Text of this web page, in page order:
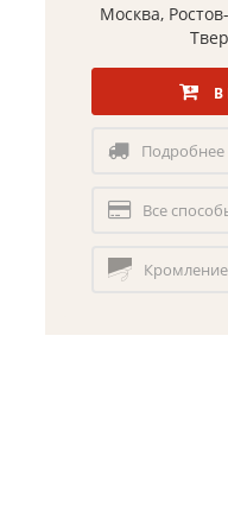
Москва,
В
Подробнее
Все